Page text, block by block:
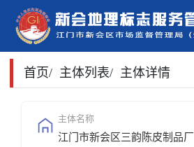
首页
政策法规
首页/ 主体列表/ 主体详情
主体名称
江门市新会区三韵陈皮制品厂